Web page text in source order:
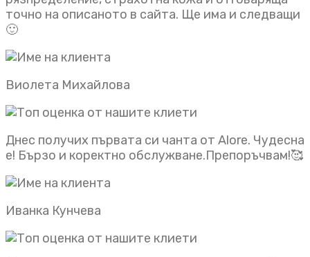
точно на описаното в сайта. Ще има и следващи
🙂
Виолета Михайлова
Днес получих първата си чанта от Alore. Чудесна
е! Бързо и коректно обслужване.Препоръчвам!🥰
Иванка Кунчева